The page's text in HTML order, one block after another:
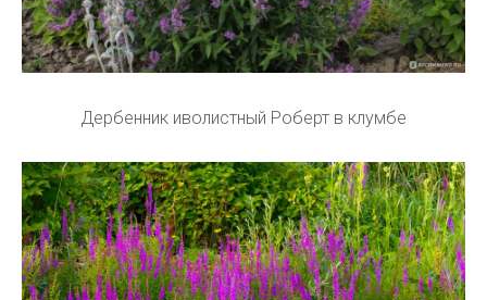
Дербенник иволистный Роберт в клумбе